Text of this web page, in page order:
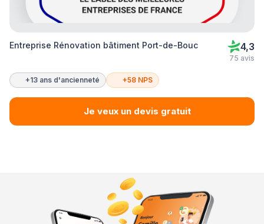
Entreprise Rénovation bâtiment Port-de-Bouc 4,3
75 avis
+13 ans d'ancienneté +58 NPS
Je veux un devis gratuit